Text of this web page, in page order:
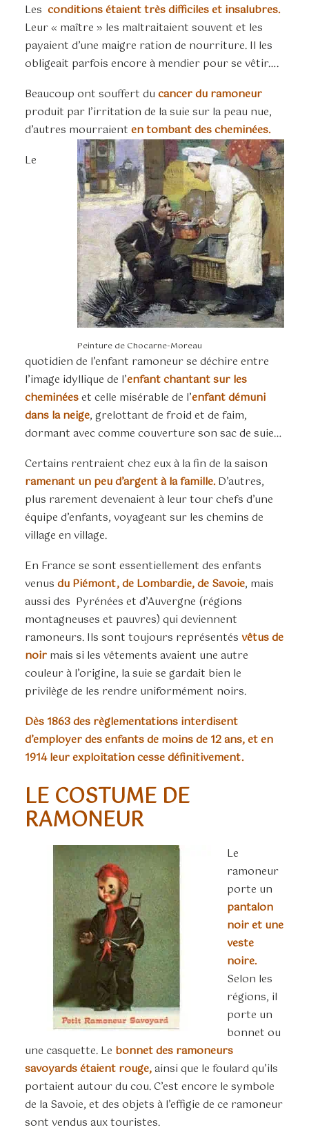
Les conditions étaient très difficiles et insalubres.
Leur « maître » les maltraitaient souvent et les
payaient d’une maigre ration de nourriture. Il les
obligeait parfois encore à mendier pour se vêtir….
Beaucoup ont souffert du cancer du ramoneur
produit par l’irritation de la suie sur la peau nue,
d’autres mourraient en tombant des cheminées.
Peinture de Chocarne-Moreau
Le
quotidien de l’enfant ramoneur se déchire entre
l’image idyllique de l’enfant chantant sur les
cheminéeset celle misérable de l’enfant démuni
dans la neige, grelottant de froid et de faim,
dormant avec comme couverture son sac de suie…
Certains rentraient chez eux à la fin de la saison
ramenant un peu d’argent à la famille.D’autres,
plus rarement devenaient à leur tour chefs d’une
équipe d’enfants, voyageant sur les chemins de
village en village.
En France se sont essentiellement des enfants
venus du Piémont, de Lombardie, de Savoie, mais
aussi des Pyrénées et d’Auvergne (régions
montagneuses et pauvres) qui deviennent
ramoneurs. Ils sont toujours représentés vêtus de
noir mais si les vêtements avaient une autre
couleur à l’origine, la suie se gardait bien le
privilège de les rendre uniformément noirs.
Dès 1863 des règlementations interdisent
d’employer des enfants de moins de 12 ans, et en
1914 leur exploitation cesse définitivement.
LE COSTUME DE
RAMONEUR
Le
ramoneur
porte un
pantalon
noir et une
veste
noire.
Selon les
régions, il
porte un
bonnet ou
une casquette. Le bonnet des ramoneurs
savoyards étaient rouge,ainsi que le foulard qu’ils
portaient autour du cou. C’est encore le symbole
de la Savoie, et des objets à l’effigie de ce ramoneur
sont vendus aux touristes.